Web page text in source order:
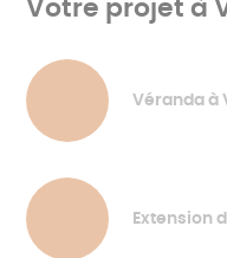
Votre projet à
Véranda à
Extension